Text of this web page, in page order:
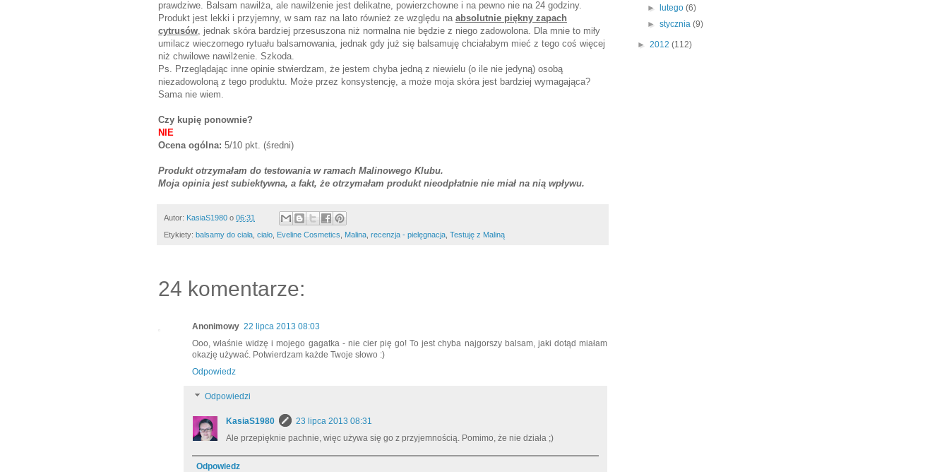
prawdziwe. Balsam nawilża, ale nawilżenie jest delikatne, powierzchowne i na pewno nie na 24 godziny.
Produkt jest lekki i przyjemny, w sam raz na lato również ze względu na absolutnie piękny zapach
cytrusów, jednak skóra bardziej przesuszona niż normalna nie będzie z niego zadowolona. Dla mnie to miły
umilacz wieczornego rytuału balsamowania, jednak gdy już się balsamuję chciałabym mieć z tego coś więcej
niż chwilowe nawilżenie. Szkoda.
Ps. Przeglądając inne opinie stwierdzam, że jestem chyba jedną z niewielu (o ile nie jedyną) osobą
niezadowoloną z tego produktu. Może przez konsystencję, a może moja skóra jest bardziej wymagająca?
Sama nie wiem.
Czy kupię ponownie?
NIE
Ocena ogólna: 5/10 pkt. (średni)
Produkt otrzymałam do testowania w ramach Malinowego Klubu.
Moja opinia jest subiektywna, a fakt, że otrzymałam produkt nieodpłatnie nie miał na nią wpływu.
Autor: KasiaS1980 o 06:31
Etykiety: balsamy do ciała, ciało, Eveline Cosmetics, Malina, recenzja - pielęgnacja, Testuję z Maliną
24 komentarze:
Anonimowy 22 lipca 2013 08:03
Ooo, właśnie widzę i mojego gagatka - nie cier pię go! To jest chyba najgorszy balsam, jaki dotąd miałam
okazję używać. Potwierdzam każde Twoje słowo :)
Odpowiedz
Odpowiedzi
KasiaS1980
23 lipca 2013 08:31
Ale przepięknie pachnie, więc używa się go z przyjemnością. Pomimo, że nie działa ;)
Odpowiedz
►
lutego(6)
►stycznia(9)
► 2012 (112)